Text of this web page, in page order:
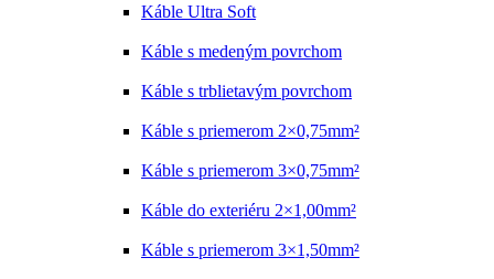
Káble Ultra Soft
Káble s medeným povrchom
Káble s trblietavým povrchom
Káble s priemerom 2×0,75mm²
Káble s priemerom 3×0,75mm²
Káble do exteriéru 2×1,00mm²
Káble s priemerom 3×1,50mm²